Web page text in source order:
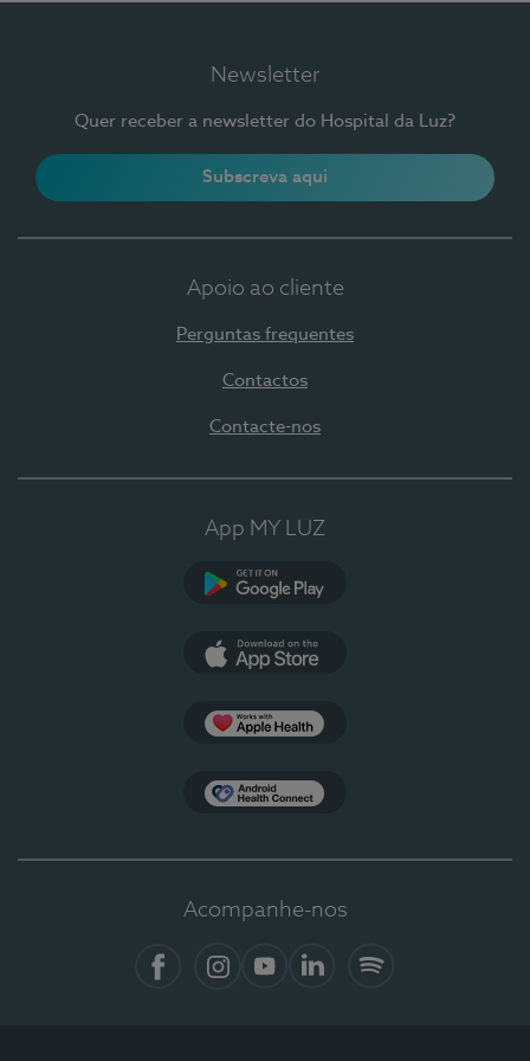
Newsletter
Quer receber a newsletter do Hospital da Luz?
Subscreva aqui
Apoio ao cliente
Perguntas frequentes
Contactos
Contacte-nos
App MY LUZ
Acompanhe-nos